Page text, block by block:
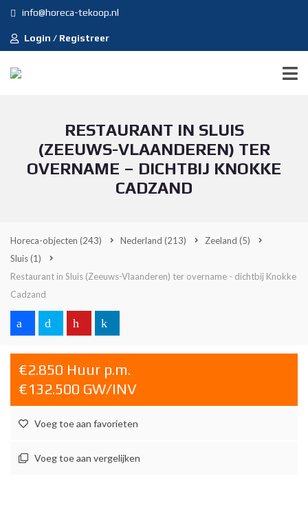
info@horeca-tekoop.nl
Login / Registreer
RESTAURANT IN SLUIS
(ZEEUWS-VLAANDEREN) TER
OVERNAME – DICHTBIJ KNOKKE
CADZAND
Horeca-objecten (243) Nederland (213) Zeeland (5)
Sluis(1)
Restaurant in Sluis (Zeeuws-Vlaanderen) ter overname - dichtbij Knokke
Cadzand
€2.850 Huur p.m.
€132.500 GW/INV
Voeg toe aan favorieten
Voeg toe aan vergelijken